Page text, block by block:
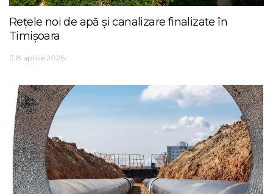
Rețele noi de apă și canalizare finalizate în
Timișoara
8 aprilie 2026